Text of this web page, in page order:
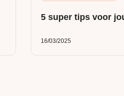
5 super tips voor
16/03/2025